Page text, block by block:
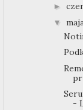
►
▼
-